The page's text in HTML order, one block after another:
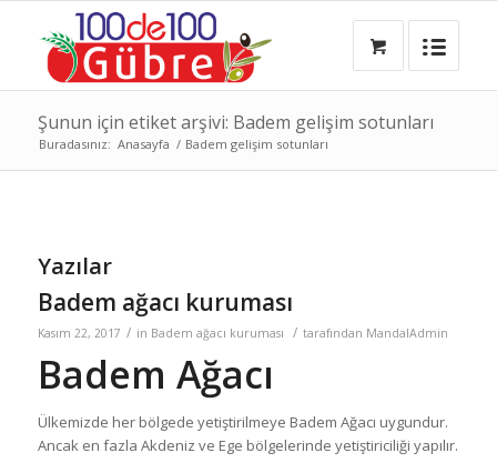
Şunun için etiket arşivi: Badem gelişim sotunları
Buradasınız: Anasayfa / Badem gelişim sotunları
Yazılar
Badem ağacı kuruması
Kasım 22, 2017 / in Badem ağacı kuruması / tarafından MandalAdmin
Badem Ağacı
Ülkemizde her bölgede yetiştirilmeye Badem Ağacı uygundur.
Ancak en fazla Akdeniz ve Ege bölgelerinde yetiştiriciliği yapılır.